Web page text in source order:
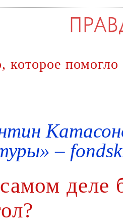
которое
–
деле